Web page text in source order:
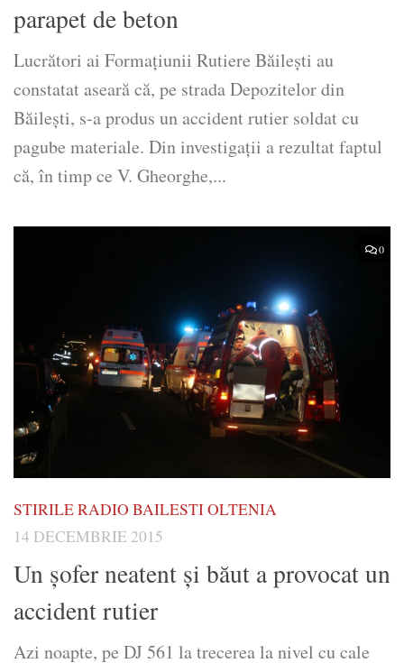
parapet de beton
Lucrători ai Formaţiunii Rutiere Băileşti au
constatat aseară că, pe strada Depozitelor din
Băileşti, s-a produs un accident rutier soldat cu
pagube materiale. Din investigații a rezultat faptul
că, în timp ce V. Gheorghe,...
0
STIRILE RADIO BAILESTI OLTENIA
14 DECEMBRIE 2015
Un şofer neatent şi băut a provocat un
accident rutier
Azi noapte, pe DJ 561 la trecerea la nivel cu cale